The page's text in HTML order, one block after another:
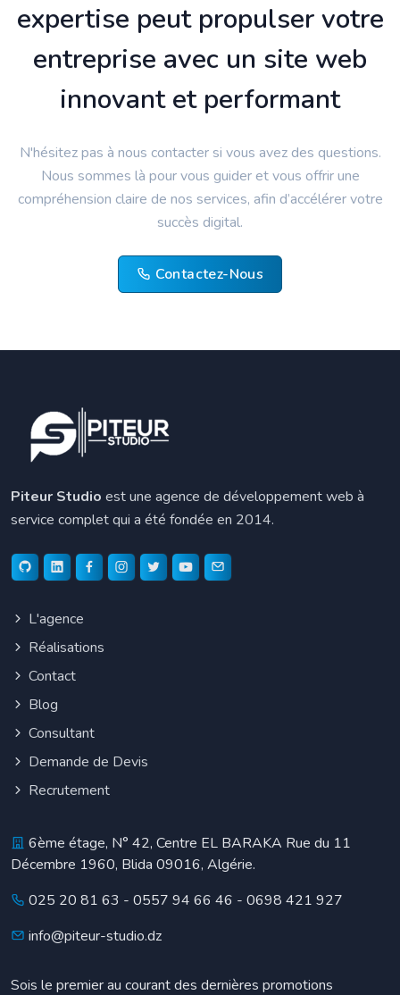
expertise peut propulser votre
entreprise avec un site web
innovant et performant
N'hésitez pas à nous contacter si vous avez des questions.
Nous sommes là pour vous guider et vous offrir une
compréhension claire de nos services, afin d’accélérer votre
succès digital.
Contactez-Nous
Piteur Studio est une agence de développement web à
service complet qui a été fondée en 2014.
L'agence
Réalisations
Contact
Blog
Consultant
Demande de Devis
Recrutement
6ème étage, N° 42, Centre EL BARAKA Rue du 11
Décembre 1960, Blida 09016, Algérie.
025 20 81 63 - 0557 94 66 46 - 0698 421 927
info@piteur-studio.dz
Sois le premier au courant des dernières promotions